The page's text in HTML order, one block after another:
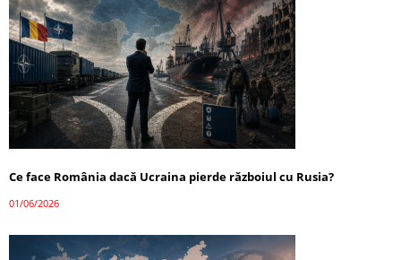
Ce face România dacă Ucraina pierde războiul cu Rusia?
01/06/2026